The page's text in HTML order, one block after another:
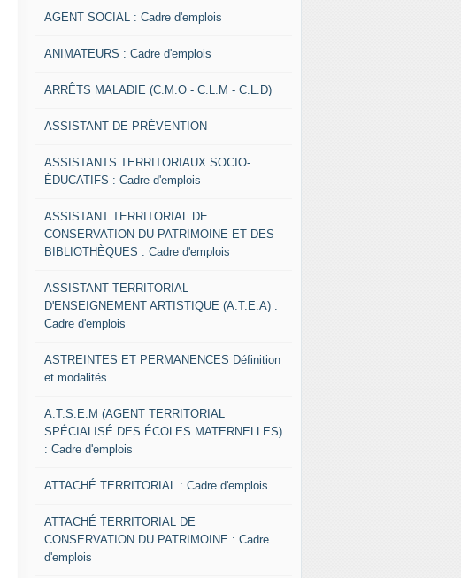
AGENT SOCIAL : Cadre d'emplois
ANIMATEURS : Cadre d'emplois
ARRÊTS MALADIE (C.M.O - C.L.M - C.L.D)
ASSISTANT DE PRÉVENTION
ASSISTANTS TERRITORIAUX SOCIO-
ÉDUCATIFS : Cadre d'emplois
ASSISTANT TERRITORIAL DE
CONSERVATION DU PATRIMOINE ET DES
BIBLIOTHÈQUES : Cadre d'emplois
ASSISTANT TERRITORIAL
D'ENSEIGNEMENT ARTISTIQUE (A.T.E.A) :
Cadre d'emplois
ASTREINTES ET PERMANENCES Définition
et modalités
A.T.S.E.M (AGENT TERRITORIAL
SPÉCIALISÉ DES ÉCOLES MATERNELLES)
: Cadre d'emplois
ATTACHÉ TERRITORIAL : Cadre d'emplois
ATTACHÉ TERRITORIAL DE
CONSERVATION DU PATRIMOINE : Cadre
d'emplois